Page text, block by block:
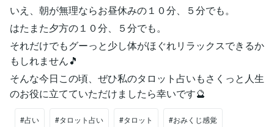
いえ、朝が無理ならお昼休みの１０分、５分でも。
はたまた夕方の１０分、５分でも。
それだけでもグーっと少し体がほぐれリラックスできるか
もしれません🎵
そんな今日この頃、ぜひ私のタロット占いもさくっと人生
のお役に立てていただけましたら幸いです🔮
#占い #タロット占い #タロット #おみくじ感覚